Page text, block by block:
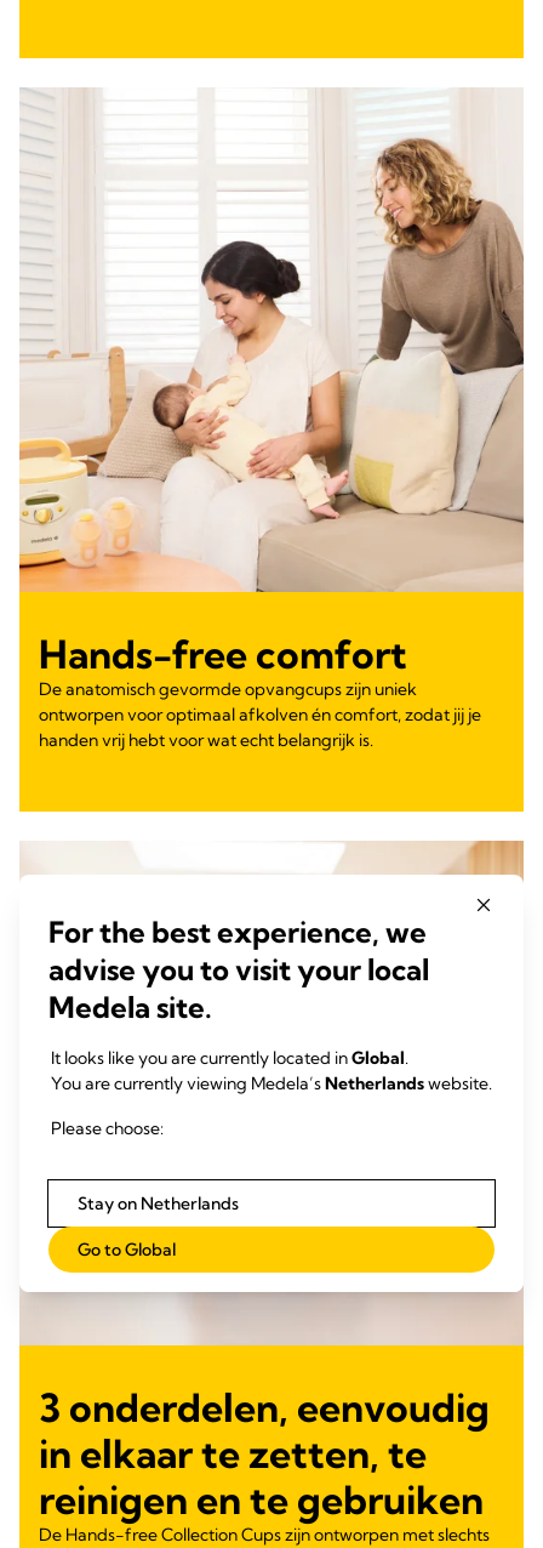
Hands-free comfort
De anatomisch gevormde opvangcups zijn uniek
ontworpen voor optimaal afkolven én comfort, zodat jij je
handen vrij hebt voor wat echt belangrijk is.
3 onderdelen, eenvoudig
in elkaar te zetten, te
reinigen en te gebruiken
De Hands-free Collection Cups zijn ontworpen met slechts
For the best experience, we
advise you to visit your local
Medela site.
It looks like you are currently located inGlobal.
You are currently viewing Medela’sNetherlandswebsite.
Please choose:
Stay on Netherlands
Go to Global